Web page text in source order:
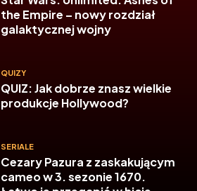
the Empire – nowy rozdział
galaktycznej wojny
QUIZY
QUIZ: Jak dobrze znasz wielkie
produkcje Hollywood?
SERIALE
Cezary Pazura z zaskakującym
cameo w 3. sezonie 1670.